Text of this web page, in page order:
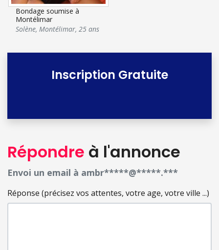
Bondage soumise à
Montélimar
Solène, Montélimar,25 ans
Inscription Gratuite
Répondre à l'annonce
Envoi un email à ambr*****@*****.***
Réponse (précisez vos attentes, votre age, votre ville ...)